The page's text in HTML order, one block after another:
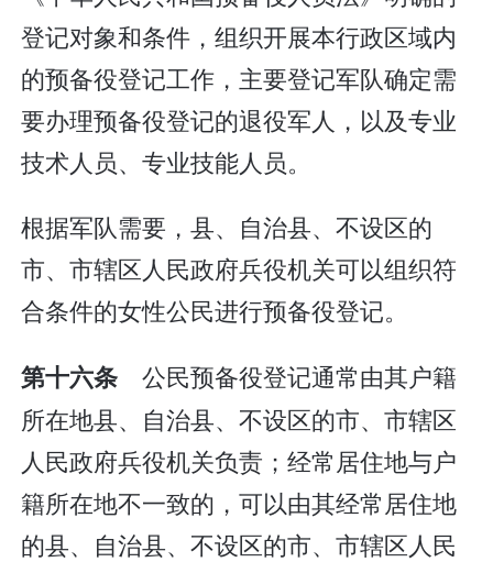
登记对象和条件，组织开展本行政区域内
的预备役登记工作，主要登记军队确定需
要办理预备役登记的退役军人，以及专业
技术人员、专业技能人员。
根据军队需要，县、自治县、不设区的
市、市辖区人民政府兵役机关可以组织符
合条件的女性公民进行预备役登记。
第十六条公民预备役登记通常由其户籍
所在地县、自治县、不设区的市、市辖区
人民政府兵役机关负责；经常居住地与户
籍所在地不一致的，可以由其经常居住地
的县、自治县、不设区的市、市辖区人民